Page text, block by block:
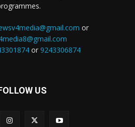
or
or 9243306874
US